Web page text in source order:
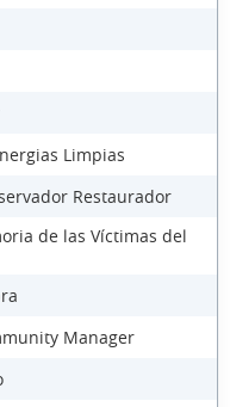
Limpias
Restaurador
de las Víctimas del
Manager